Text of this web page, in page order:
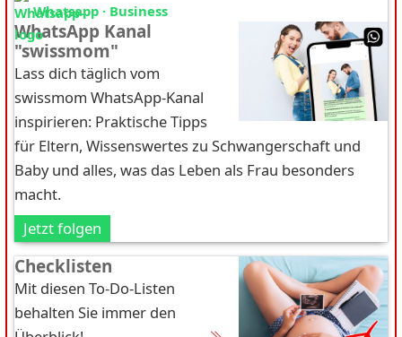
Whatsapp · Business
WhatsApp Kanal
"swissmom"
Lass dich täglich vom
swissmom WhatsApp-Kanal
inspirieren: Praktische Tipps
für Eltern, Wissenswertes zu Schwangerschaft und
Baby und alles, was das Leben als Frau besonders
macht.
Jetzt folgen
Checklisten
Mit diesen To-Do-Listen
behalten Sie immer den